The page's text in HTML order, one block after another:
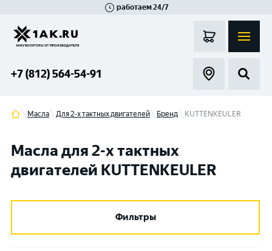
работаем 24/7
+7 (812) 564-54-91
Масла Для 2-х тактных двигателей Бренд KUTTENKEULER
Масла для 2-х тактных
двигателей KUTTENKEULER
Фильтры
Гатчина